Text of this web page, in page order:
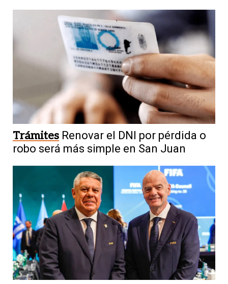
Trámites Renovar el DNI por pérdida o
robo será más simple en San Juan